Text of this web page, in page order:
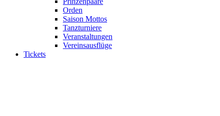
Orden
Saison Mottos
Tanzturniere
Veranstaltungen
Vereinsausflüge
Tickets